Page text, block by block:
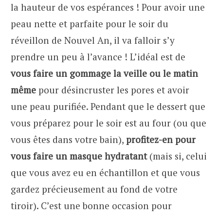
la hauteur de vos espérances ! Pour avoir une
peau nette et parfaite pour le soir du
réveillon de Nouvel An, il va falloir s’y
prendre un peu à l’avance ! L’idéal est de
vous faire un gommage la veille ou le matin
même pour désincruster les pores et avoir
une peau purifiée. Pendant que le dessert que
vous préparez pour le soir est au four (ou que
vous êtes dans votre bain), profitez-en pour
vous faire un masque hydratant(mais si, celui
que vous avez eu en échantillon et que vous
gardez précieusement au fond de votre
tiroir). C’est une bonne occasion pour